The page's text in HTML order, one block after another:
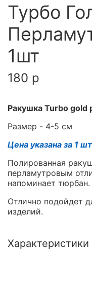
Турбо
1шт
180 р
Ракушка Turbo gold
Размер - 4-5 см
Цена указана за 1
Полированная
перламутровым
напоминает тюрбан.
Отлично подойдет
изделий.
Характеристики